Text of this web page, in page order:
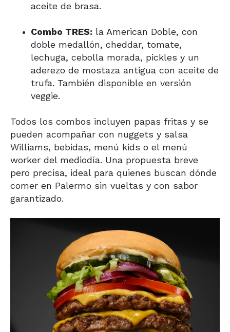
aceite de brasa.
Combo TRES: la American Doble, con
doble medallón, cheddar, tomate,
lechuga, cebolla morada, pickles y un
aderezo de mostaza antigua con aceite de
trufa. También disponible en versión
veggie.
Todos los combos incluyen papas fritas y se
pueden acompañar con nuggets y salsa
Williams, bebidas, menú kids o el menú
worker del mediodía. Una propuesta breve
pero precisa, ideal para quienes buscan dónde
comer en Palermo sin vueltas y con sabor
garantizado.